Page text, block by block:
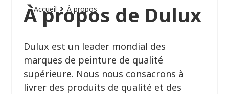
Accueil À propos
À propos de Dulux
Dulux est un leader mondial des
marques de peinture de qualité
supérieure. Nous nous consacrons à
livrer des produits de qualité et des